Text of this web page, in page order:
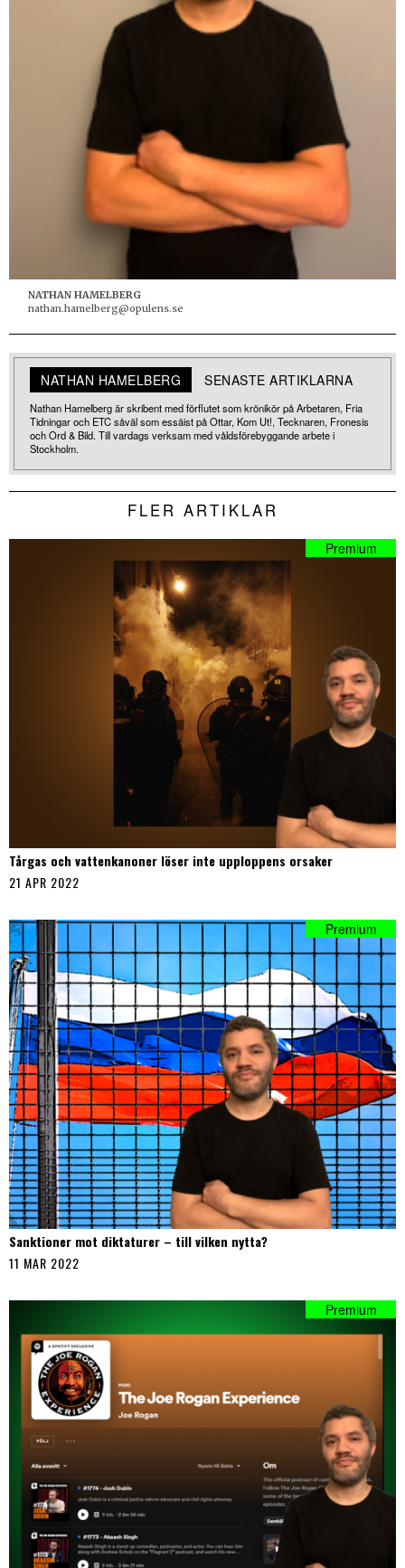
NATHAN HAMELBERG
nathan.hamelberg@opulens.se
NATHAN HAMELBERG SENASTE ARTIKLARNA
Nathan Hamelberg är skribent med förflutet som krönikör på Arbetaren, Fria
Tidningar och ETC såväl som essäist på Ottar, Kom Ut!, Tecknaren, Fronesis
och Ord & Bild. Till vardags verksam med våldsförebyggande arbete i
Stockholm.
FLER ARTIKLAR
Tårgas och vattenkanoner löser inte upploppens orsaker
21 APR 2022
Sanktioner mot diktaturer – till vilken nytta?
11 MAR 2022